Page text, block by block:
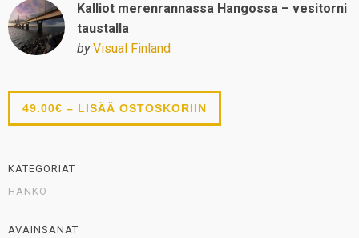
Kalliot merenrannassa Hangossa – vesitorni
taustalla
by Visual Finland
49.00€ – LISÄÄ OSTOSKORIIN
KATEGORIAT
HANKO
AVAINSANAT